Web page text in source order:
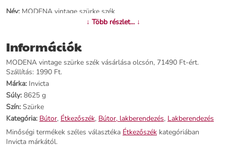
Név: MODENA vintage szürke szék
Étkezőszék
Tömeg:8625 g
Szín:Szürke
Szállítási díj:1990 Ft
Előnyök:
Kényelem Garantált:
A MODENA szék biztosítja a kiváló kényelmet
a mindennapi használat során.
Elegáns Design:Szürke texturált szövetből készült, fekete lábakkal,
ideális választás minden modern és stílusos enteriőr számára.
↓ Több részlet... ↓
Információk
MODENA vintage szürke szék vásárlása olcsón, 71490 Ft-ért.
Szállítás: 1990 Ft.
Márka: Invicta
Súly: 8625 g
Szín: Szürke
Kategória: Bútor, Étkezőszék, Bútor, lakberendezés, Lakberendezés
Minőségi termékek széles választéka Étkezőszék kategóriában
Invicta márkától.